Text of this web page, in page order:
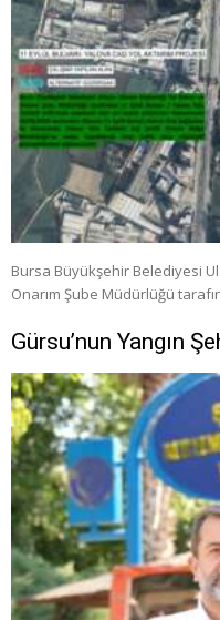
Bursa Büyükşehir Belediyesi
Onarım Şube Müdürlüğü
Gürsu’nun Yangın